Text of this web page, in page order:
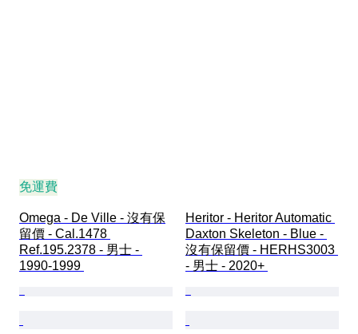
免運費
Omega - De Ville - 沒有保
留價 - Cal.1478
Ref.195.2378 - 男士 -
1990-1999
Heritor - Heritor Automatic
Daxton Skeleton - Blue -
沒有保留價 - HERHS3003
- 男士 - 2020+